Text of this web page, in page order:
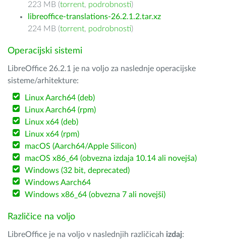
223 MB (torrent, podrobnosti)
libreoffice-translations-26.2.1.2.tar.xz
224 MB (torrent, podrobnosti)
Operacijski sistemi
LibreOffice 26.2.1 je na voljo za naslednje operacijske
sisteme/arhitekture:
Linux Aarch64 (deb)
Linux Aarch64 (rpm)
Linux x64 (deb)
Linux x64 (rpm)
macOS (Aarch64/Apple Silicon)
macOS x86_64 (obvezna izdaja 10.14 ali novejša)
Windows (32 bit, deprecated)
Windows Aarch64
Windows x86_64 (obvezna 7 ali novejši)
Različice na voljo
LibreOffice je na voljo v naslednjih različicah izdaj: